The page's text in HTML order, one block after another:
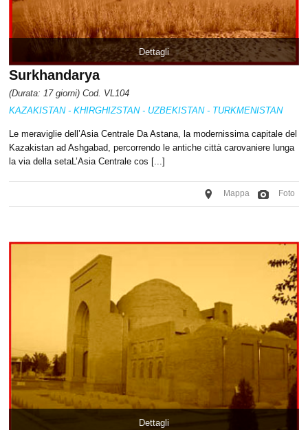
Dettagli
Surkhandarya
(Durata: 17 giorni) Cod. VL104
KAZAKISTAN - KHIRGHIZSTAN - UZBEKISTAN - TURKMENISTAN
Le meraviglie dell’Asia Centrale Da Astana, la modernissima capitale del
Kazakistan ad Ashgabad, percorrendo le antiche città carovaniere lunga
la via della setaL’Asia Centrale cos [...]
Foto
Mappa
Dettagli